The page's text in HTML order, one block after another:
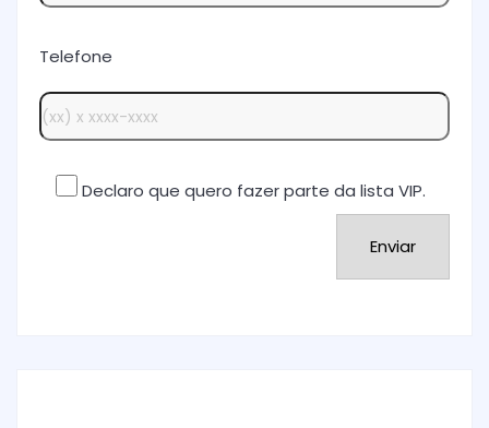
Telefone
Declaro que quero fazer parte da lista VIP.